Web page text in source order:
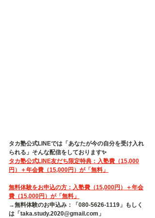
タカ塾公式LINEでは「あなたが今の自分を受け入れ
られる」そんな配信をしております✨
タカ塾公式LINE友だち限定特典：入塾費（15,000
円）＋年会費（15,000円）が「無料」
無料体験をお申込の方：入塾費（15,000円）＋年会
費（15,000円）が「無料」
→無料体験のお申込み：「080-5626-1119」もしく
は「taka.study.2020@gmail.com」